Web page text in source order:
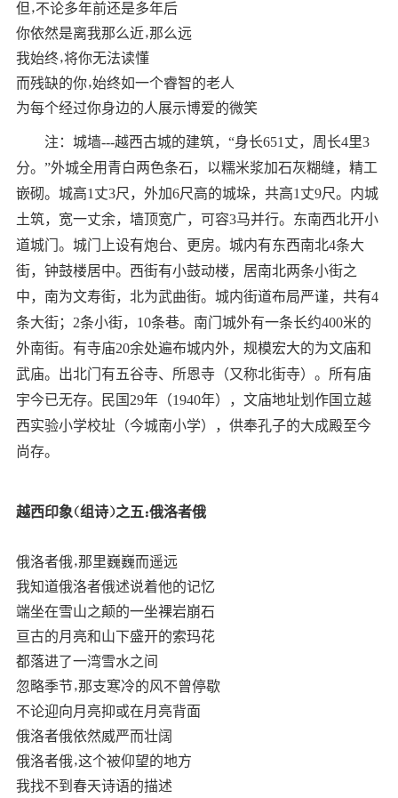
但，不论多年前还是多年后
你依然是离我那么近，那么远
我始终，将你无法读懂
而残缺的你，始终如一个睿智的老人
为每个经过你身边的人展示博爱的微笑
注：城墙---越西古城的建筑，“身长651丈，周长4里3
分。”外城全用青白两色条石，以糯米浆加石灰糊缝，精工
嵌砌。城高1丈3尺，外加6尺高的城垛，共高1丈9尺。内城
土筑，宽一丈余，墙顶宽广，可容3马并行。东南西北开小
道城门。城门上设有炮台、更房。城内有东西南北4条大
街，钟鼓楼居中。西街有小鼓动楼，居南北两条小街之
中，南为文寿街，北为武曲街。城内街道布局严谨，共有4
条大街；2条小街，10条巷。南门城外有一条长约400米的
外南街。有寺庙20余处遍布城内外，规模宏大的为文庙和
武庙。出北门有五谷寺、所恩寺（又称北街寺）。所有庙
宇今已无存。民国29年（1940年），文庙地址划作国立越
西实验小学校址（今城南小学），供奉孔子的大成殿至今
尚存。
越西印象（组诗）之五：俄洛者俄
俄洛者俄，那里巍巍而遥远
我知道俄洛者俄述说着他的记忆
端坐在雪山之颠的一坐裸岩崩石
亘古的月亮和山下盛开的索玛花
都落进了一湾雪水之间
忽略季节，那支寒冷的风不曾停歇
不论迎向月亮抑或在月亮背面
俄洛者俄依然威严而壮阔
俄洛者俄，这个被仰望的地方
我找不到春天诗语的描述